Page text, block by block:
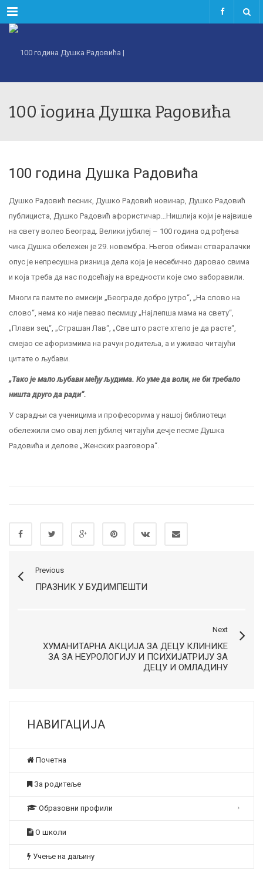
Menu
100 година Душка Радовића
100 година Душка Радовића
Душко Радовић песник, Душко Радовић новинар, Душко Радовић
публициста, Душко Радовић афористичар…Нишлија који је највише
на свету волео Београд. Велики јубилеј – 100 година од рођења
чика Душка обележен је 29. новембра. Његов обиман стваралачки
опус је непресушна ризница дела која је несебично даровао свима
и која треба да нас подсећају на вредности које смо заборавили.
Многи га памте по емисији „Београде добро јутро“, „На слово на
слово“, нема ко није певао песмицу „Најлепша мама на свету“,
„Плави зец“, „Страшан Лав“, „Све што расте хтело је да расте“,
смејао се афоризмима на рачун родитеља, а и уживао читајући
цитате о љубави.
„Тако је мало љубави међу људима. Ко уме да воли, не би требало
ништа друго да ради“.
У сарадњи са ученицима и професорима у нашој библиотеци
обележили смо овај леп јубилеј читајући дечје песме Душка
Радовића и делове „Женских разговора“.
Previous
ПРАЗНИК У БУДИМПЕШТИ
Next
ХУМАНИТАРНА АКЦИЈА ЗА ДЕЦУ КЛИНИКЕ
ЗА ЗА НЕУРОЛОГИЈУ И ПСИХИЈАТРИЈУ ЗА
ДЕЦУ И ОМЛАДИНУ
НАВИГАЦИЈА
Почетна
За родитеље
Образовни профили
О школи
Учење на даљину